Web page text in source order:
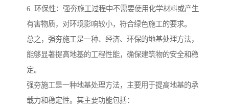
6. 环保性：强夯施工过程中不需要使用化学材料或产生
有害物质，对环境影响较小，符合绿色施工的要求。
总之，强夯施工是一种、经济、环保的地基处理方法，
能够显著提高地基的工程性能，确保建筑物的安全和稳
定。
强夯施工是一种地基处理方法，主要用于提高地基的承
载力和稳定性。其主要功能包括：